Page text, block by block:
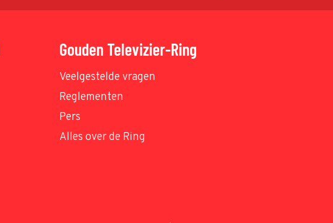
Gouden Televizier-Ring
Veelgestelde vragen
Reglementen
Pers
Alles over de Ring